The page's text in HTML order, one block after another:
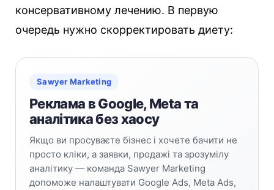
консервативному лечению. В первую
очередь нужно скорректировать диету:
Sawyer Marketing
Реклама в Google, Meta та
аналітика без хаосу
Якщо ви просуваєте бізнес і хочете бачити не
просто кліки, а заявки, продажі та зрозумілу
аналітику — команда Sawyer Marketing
допоможе налаштувати Google Ads, Meta Ads,